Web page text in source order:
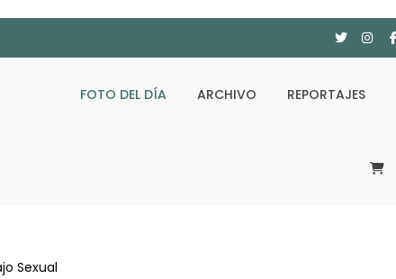
FOTO DEL DÍA ARCHIVO REPORTAJES
Sexual